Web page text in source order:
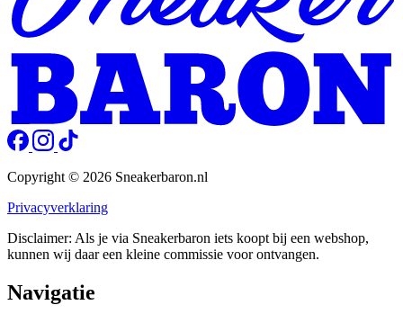
Copyright © 2026 Sneakerbaron.nl
Privacyverklaring
Disclaimer: Als je via Sneakerbaron iets koopt bij een webshop,
kunnen wij daar een kleine commissie voor ontvangen.
Navigatie